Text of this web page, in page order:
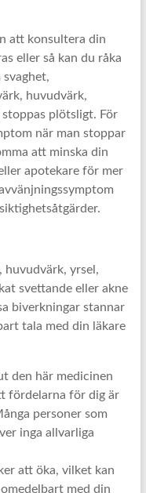
att konsultera din
eller så kan du råka
huvudvärk,
plötsligt. För
när man stoppar
att minska din
apotekare för mer
huvudvärk, yrsel,
svettande eller akne
biverkningar stannar
tala med din läkare
den här medicinen
fördelarna för dig är
personer som
inga allvarliga
att öka, vilket kan
med din